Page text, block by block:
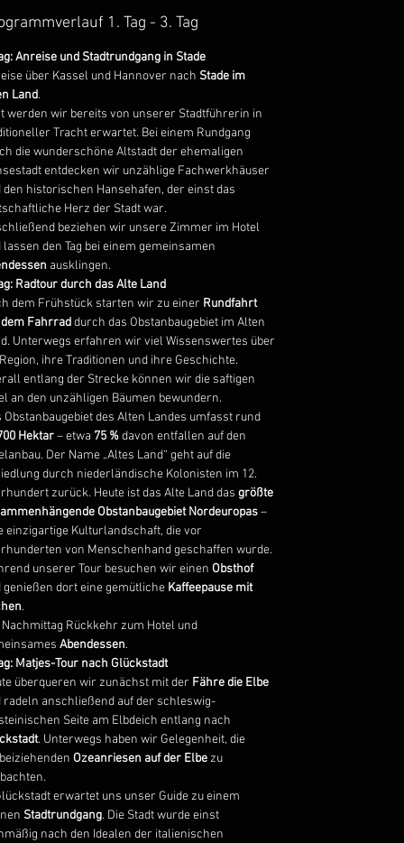
Hafenrundfahrt.
Ob gemütliche Radtouren durch
blühende Obstplantagen, frische
Nordseeluft oder maritime
Entdeckungen – diese Reise vereint
Natur, Kultur und norddeutsche
Lebensfreude auf perfekte Weise.
Steigen Sie auf und entdecken Sie den
Norden –gemütlich, genussvoll und
voller neuer Eindrücke!
1. Tag - 3. Tag
Anreise und Stadtrundgang in Stade
über Kassel und Hannover nach Stade im
Land.
werden wir bereits von unserer Stadtführerin in
Tracht erwartet. Bei einem Rundgang
die wunderschöne Altstadt der ehemaligen
entdecken wir unzählige Fachwerkhäuser
den historischen Hansehafen, der einst das
Herz der Stadt war.
beziehen wir unsere Zimmer im Hotel
lassen den Tag bei einem gemeinsamen
ausklingen.
Radtour durch das Alte Land
dem Frühstück starten wir zu einer Rundfahrt
Fahrraddurch das Obstanbaugebiet im Alten
Unterwegs erfahren wir viel Wissenswertes über
ihre Traditionen und ihre Geschichte.
entlang der Strecke können wir die saftigen
an den unzähligen Bäumen bewundern.
Obstanbaugebiet des Alten Landes umfasst rund
Hektar– etwa 75 %davon entfallen auf den
Der Name „Altes Land“ geht auf die
durch niederländische Kolonisten im 12.
zurück. Heute ist das Alte Land das größte
Obstanbaugebiet Nordeuropas–
einzigartige Kulturlandschaft, die vor
von Menschenhand geschaffen wurde.
unserer Tour besuchen wir einen Obsthof
genießen dort eine gemütliche Kaffeepause mit
.
Rückkehr zum Hotel und
Abendessen.
Matjes-Tour nach Glückstadt
überqueren wir zunächst mit der Fähre die Elbe
radeln anschließend auf der schleswig-
Seite am Elbdeich entlang nach
. Unterwegs haben wir Gelegenheit, die
Ozeanriesen auf der Elbezu
erwartet uns unser Guide zu einem
Stadtrundgang. Die Stadt wurde einst
nach den Idealen der italienischen